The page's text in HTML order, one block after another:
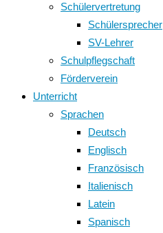
Schülervertretung
Schülersprecher
SV-Lehrer
Schulpflegschaft
Förderverein
Unterricht
Sprachen
Deutsch
Englisch
Französisch
Italienisch
Latein
Spanisch